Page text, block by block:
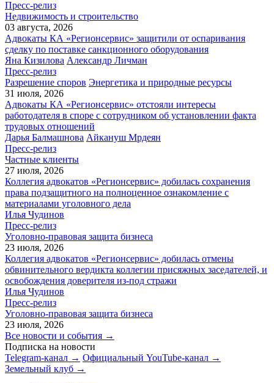
Пресс-релиз
Недвижимость и строительство
03 августа, 2026
Адвокаты КА «Регионсервис» защитили от оспаривания
сделку по поставке санкционного оборудования
Яна Кизилова Александр Личман
Пресс-релиз
Разрешение споров Энергетика и природные ресурсы
31 июля, 2026
Адвокаты КА «Регионсервис» отстояли интересы
работодателя в споре с сотрудником об установлении факта
трудовых отношений
Дарья Балмашнова Айкануш Мрдеян
Пресс-релиз
Частные клиенты
27 июля, 2026
Коллегия адвокатов «Регионсервис» добилась сохранения
права подзащитного на полноценное ознакомление с
материалами уголовного дела
Илья Чудинов
Пресс-релиз
Уголовно-правовая защита бизнеса
23 июля, 2026
Коллегия адвокатов «Регионсервис» добилась отмены
обвинительного вердикта коллегии присяжных заседателей, и
освобождения доверителя из-под стражи
Илья Чудинов
Пресс-релиз
Уголовно-правовая защита бизнеса
23 июля, 2026
Все новости и события →
Подписка на новости
Telegram-канал → Официальный YouTube-канал →
Земельный клуб →